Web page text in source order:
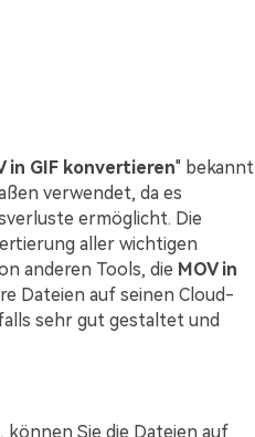
in GIF konvertieren" bekannt
verwendet, da es
ermöglicht. Die
aller wichtigen
anderen Tools, die MOV in
Dateien auf seinen Cloud-
sehr gut gestaltet und
können Sie die Dateien auf